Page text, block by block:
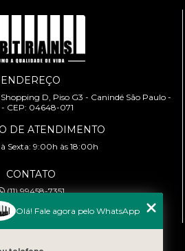
ENDEREÇO
D, Piso G3 - Canindé São Paulo -
- CEP: 04648-071
DE ATENDIMENTO
Sexta: 9:00h às 18:00h
CONTATO
(11) 99458-7351
Olá! Fale agora pelo WhatsApp